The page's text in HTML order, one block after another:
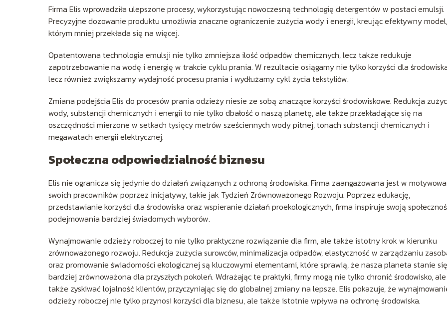
Firma Elis wprowadziła ulepszone procesy, wykorzystując nowoczesną technologię detergentów w postaci emulsji.
Precyzyjne dozowanie produktu umożliwia znaczne ograniczenie zużycia wody i energii, kreując efektywny
którym mniej przekłada się na więcej.
Opatentowana technologia emulsji nie tylko zmniejsza ilość odpadów chemicznych, lecz także redukuje
zapotrzebowanie na wodę i energię w trakcie cyklu prania. W rezultacie osiągamy nie tylko korzyści dla
lecz również zwiększamy wydajność procesu prania i wydłużamy cykl życia tekstyliów.
Zmiana podejścia Elis do procesów prania odzieży niesie ze sobą znaczące korzyści środowiskowe. Redukcja
wody, substancji chemicznych i energii to nie tylko dbałość o naszą planetę, ale także przekładające się na
oszczędności mierzone w setkach tysięcy metrów sześciennych wody pitnej, tonach substancji chemicznych i
megawatach energii elektrycznej.
Społeczna odpowiedzialność biznesu
Elis nie ogranicza się jedynie do działań związanych z ochroną środowiska. Firma zaangażowana jest w
swoich pracowników poprzez inicjatywy, takie jak Tydzień Zrównoważonego Rozwoju. Poprzez edukację,
przedstawianie korzyści dla środowiska oraz wspieranie działań proekologicznych, firma inspiruje swoją
podejmowania bardziej świadomych wyborów.
Wynajmowanie odzieży roboczej to nie tylko praktyczne rozwiązanie dla firm, ale także istotny krok w kierunku
zrównoważonego rozwoju. Redukcja zużycia surowców, minimalizacja odpadów, elastyczność w zarządzaniu
oraz promowanie świadomości ekologicznej są kluczowymi elementami, które sprawią, że nasza planeta stanie się
bardziej zrównoważona dla przyszłych pokoleń. Wdrażając te praktyki, firmy mogą nie tylko chronić środowisko, ale
także zyskiwać lojalność klientów, przyczyniając się do globalnej zmiany na lepsze. Elis pokazuje, że
odzieży roboczej nie tylko przynosi korzyści dla biznesu, ale także istotnie wpływa na ochronę środowiska.